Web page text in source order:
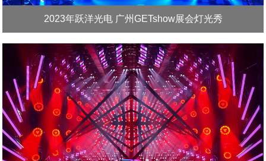
2023年跃洋光电 广州GETshow展会灯光秀